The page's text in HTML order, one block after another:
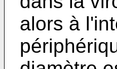
alors à